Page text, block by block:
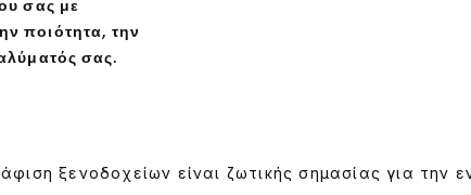
σας με
ποιότητα, την
σας.
ξενοδοχείων είναι ζωτικής σημασίας για την